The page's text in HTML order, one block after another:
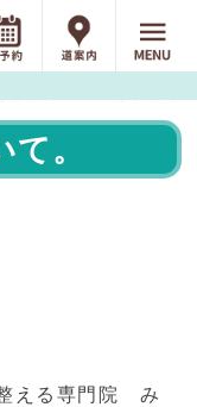
。
える専門院 み